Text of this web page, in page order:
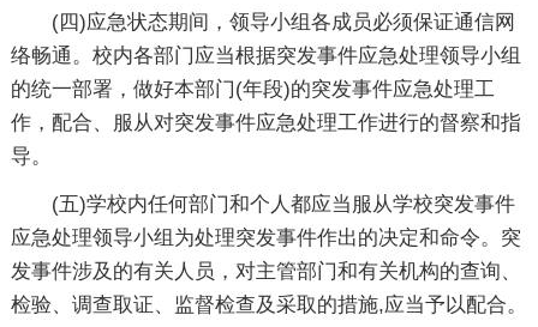
(四)应急状态期间，领导小组各成员必须保证通信网
络畅通。校内各部门应当根据突发事件应急处理领导小组
的统一部署，做好本部门(年段)的突发事件应急处理工
作，配合、服从对突发事件应急处理工作进行的督察和指
导。
(五)学校内任何部门和个人都应当服从学校突发事件
应急处理领导小组为处理突发事件作出的决定和命令。突
发事件涉及的有关人员，对主管部门和有关机构的查询、
检验、调查取证、监督检查及采取的措施,应当予以配合。